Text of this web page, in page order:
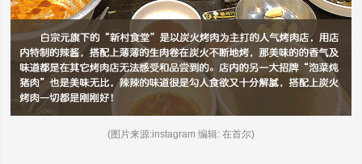
(图片来源:instagram 编辑: 在首尔)